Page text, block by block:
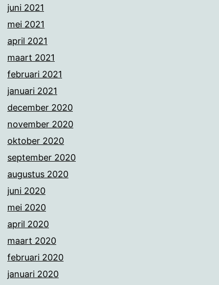
juni 2021
mei 2021
april 2021
maart 2021
februari 2021
januari 2021
december 2020
november 2020
oktober 2020
september 2020
augustus 2020
juni 2020
mei 2020
april 2020
maart 2020
februari 2020
januari 2020